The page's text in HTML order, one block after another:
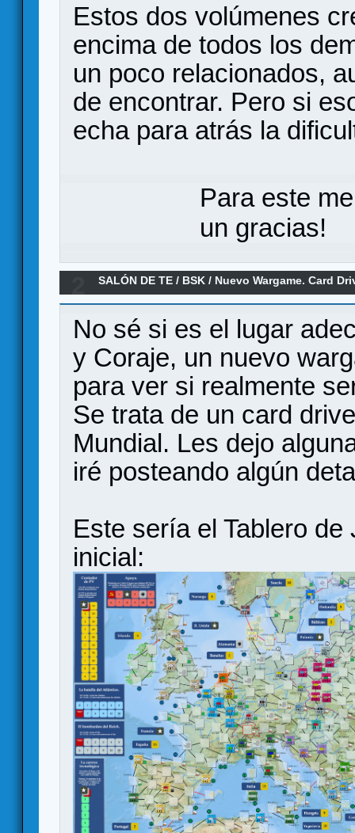
Estos dos volúmenes
encima de todos los
un poco relacionados,
de encontrar. Pero si
echa para atrás la
Para este
un gracias!
SALÓN DE TE / BSK / Nuevo Wargame. Card
Mundial
No sé si es el lugar
y Coraje, un nuevo
para ver si realmente
Se trata de un card
Mundial. Les dejo
iré posteando algún
Este sería el Tablero
inicial: